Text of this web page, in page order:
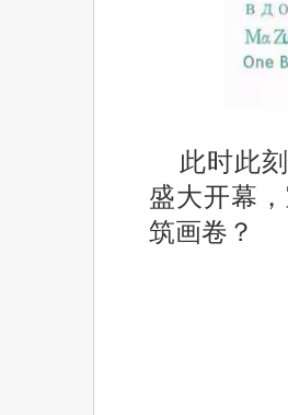
此时此
盛大开幕
筑画卷？